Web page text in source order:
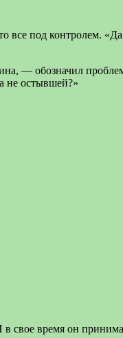
все под контролем.
— обозначил
не остывшей?»
в свое время он